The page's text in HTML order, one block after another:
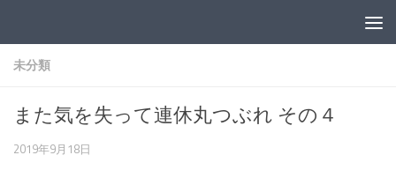
未分類
また気を失って連休丸つぶれ その４
2019年9月18日